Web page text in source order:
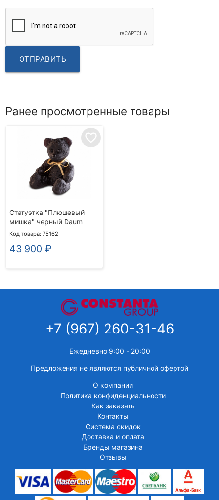
ОТПРАВИТЬ
Ранее просмотренные товары
favorite_border
Статуэтка "Плюшевый
мишка" черный Daum
Код товара: 75162
43 900 ₽
+7 (967) 260-31-46
Ежедневно 9:00 - 20:00
Предложения не являются публичной офертой
О компании
Политика конфиденциальности
Как заказать
Контакты
Система скидок
Доставка и оплата
Бренды магазина
Отзывы